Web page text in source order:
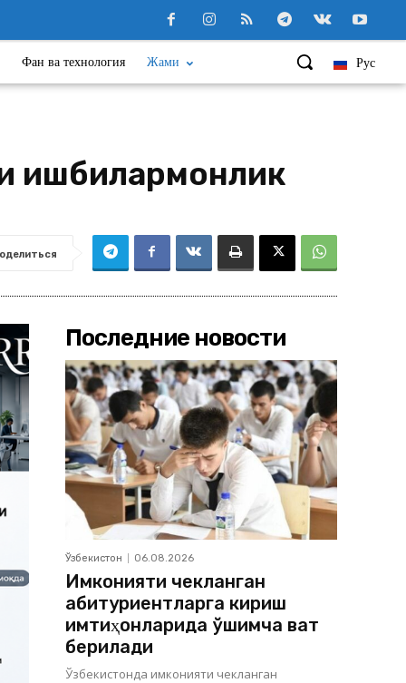
Рус
Фан ва технология Жами
ишбилармонлик
Последние новости
Ўзбекистон 06.08.2026
Имконияти чекланган
абитуриентларга кириш
имтиҳонларида қўшимча вақт
берилади
Ўзбекистонда имконияти чекланган